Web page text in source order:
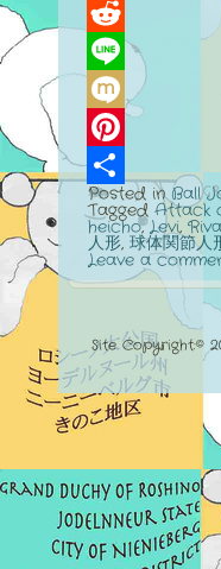
WordPress
Reddit
Line
Mixi
Pinterest
Share
Posted in Ball
Tagged Attack
heicho,Levi,
人形, 球体関節人
Leave a
Site Copyright:©